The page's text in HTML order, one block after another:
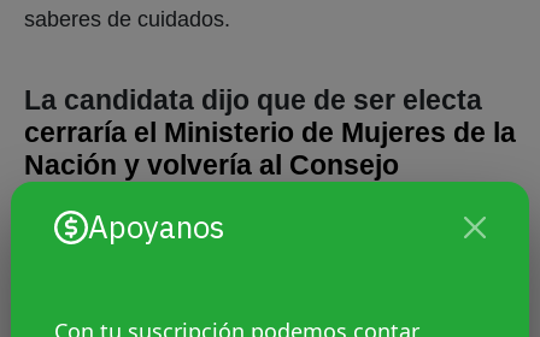
Apoyanos
Con tu suscripción podemos contar
saberes de cuidados.
La candidata dijo que de ser electa
cerraría el Ministerio de Mujeres de la
Nación y volvería al Consejo